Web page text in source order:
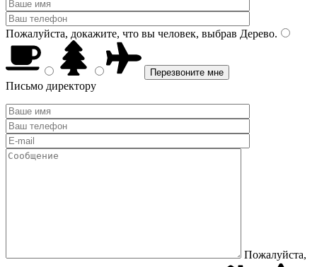
Пожалуйста, докажите, что вы человек, выбрав Дерево.
Письмо директору
Пожалуйста,